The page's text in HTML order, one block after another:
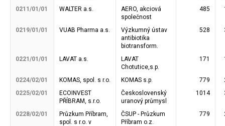
0211/01/01
WALTER a.s.
AERO, akciová
společnost
485
0219/01/01 VUAB Pharma a.s.
Výzkumný ústav
antibiotika
biotransform.
528
0221/01/01 LAVAT a.s.
LAVAT
Chotutice,s.p.
171
0224/02/01 KOMAS, spol. s r.o. KOMAS s.p. 779
0225/02/01
ECOINVEST
PŘÍBRAM, s.r.o.
Československý
uranový průmysl
1014
0228/02/01
Průzkum Příbram,
spol. s r.o. v
ČSUP - Průzkum
Příbram o.z.
779